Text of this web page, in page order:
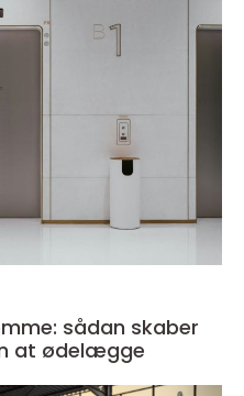
sådan skaber
at ødelægge